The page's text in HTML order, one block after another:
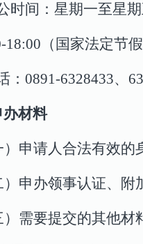
时间： 星期一至星
18:00 （国家法定节
： 0891-6328433、
材料
）申请人合法有效的
）申办领事认证、
）需要提交的其他材